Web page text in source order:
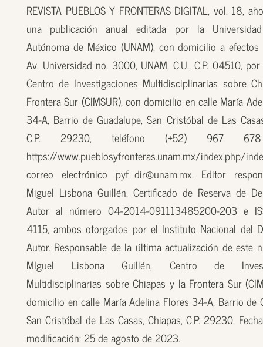
REVISTA PUEBLOS Y FRONTERAS DIGITAL, vol. 18,
una publicación anual editada por la
Autónoma de México (UNAM), con domicilio a
Av. Universidad no. 3000, UNAM, C.U., C.P. 04510,
Centro de Investigaciones Multidisciplinarias sobre
Frontera Sur (CIMSUR), con domicilio en calle María
34-A, Barrio de Guadalupe, San Cristóbal de Las
C.P. 29230, teléfono (+52) 967
https://www.pueblosyfronteras.unam.mx/index.php/
correo electrónico pyf_dir@unam.mx. Editor
Miguel Lisbona Guillén. Certificado de Reserva de
Autor al número 04-2014-091113485200-203 e
4115, ambos otorgados por el Instituto Nacional del
Autor. Responsable de la última actualización de este
MIguel Lisbona Guillén, Centro de
Multidisciplinarias sobre Chiapas y la Frontera Sur
domicilio en calle María Adelina Flores 34-A, Barrio de
San Cristóbal de Las Casas, Chiapas, C.P. 29230.
modificación: 25 de agosto de 2023.